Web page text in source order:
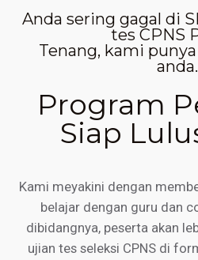
Anda sering gagal di
tes CPNS
Tenang, kami
anda.
Program
Siap
Kami meyakini dengan
belajar dengan guru dan
dibidangnya, peserta akan
ujian tes seleksi CPNS di